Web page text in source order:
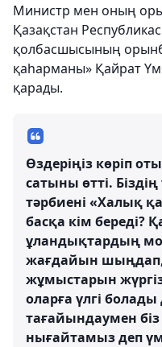
Министр мен оның
Қазақстан
қолбасшысының
қаһарманы» Қайрат
қарады.
Өздеріңіз көріп
сатыны өтті.
тәрбиені «Халық
басқа кім
ұландықтардың
жағдайын шыңдап,
жұмыстарын
оларға үлгі
тағайындаумен
нығайтамыз деп